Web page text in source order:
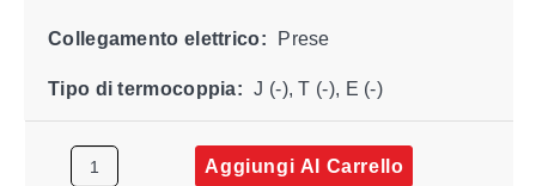
Collegamento elettrico: Prese
Tipo di termocoppia: J (-), T (-), E (-)
Aggiungi Al Carrello